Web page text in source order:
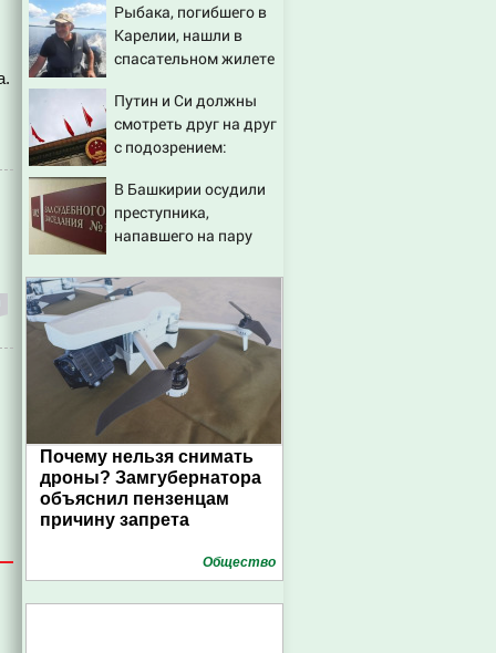
остановившего
мальчишек на поле с
горохом
Рыбака, погибшего в
Карелии, нашли в
спасательном жилете
Путин и Си должны
смотреть друг на друг
с подозрением:
задачу своим
дипломатам
В Башкирии осудили
преступника,
напавшего на пару
Почему нельзя снимать
дроны? Замгубернатора
объяснил пензенцам
причину запрета
Общество